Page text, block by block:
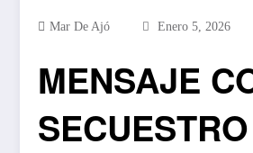
Mar De Ajó Enero 5, 2026
MENSAJE